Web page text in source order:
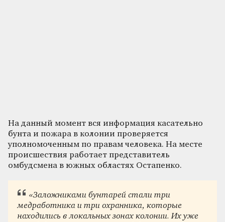
На данный момент вся информация касательно
бунта и пожара в колонии проверяется
уполномоченным по правам человека. На месте
происшествия работает представитель
омбудсмена в южных областях Остапенко.
«Заложниками бунтарей стали три
медработника и три охранника, которые
находились в локальных зонах колонии. Их уже